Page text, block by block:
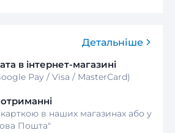
Детальніше
в інтернет-магазині
Pay / Visa / MasterСard)
карткою в наших магазинах або у
Пошта"